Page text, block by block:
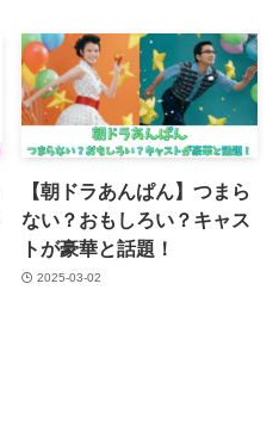
【朝ドラあんぱん】つまら
ない？おもしろい？キャス
トが豪華と話題！
2025-03-02